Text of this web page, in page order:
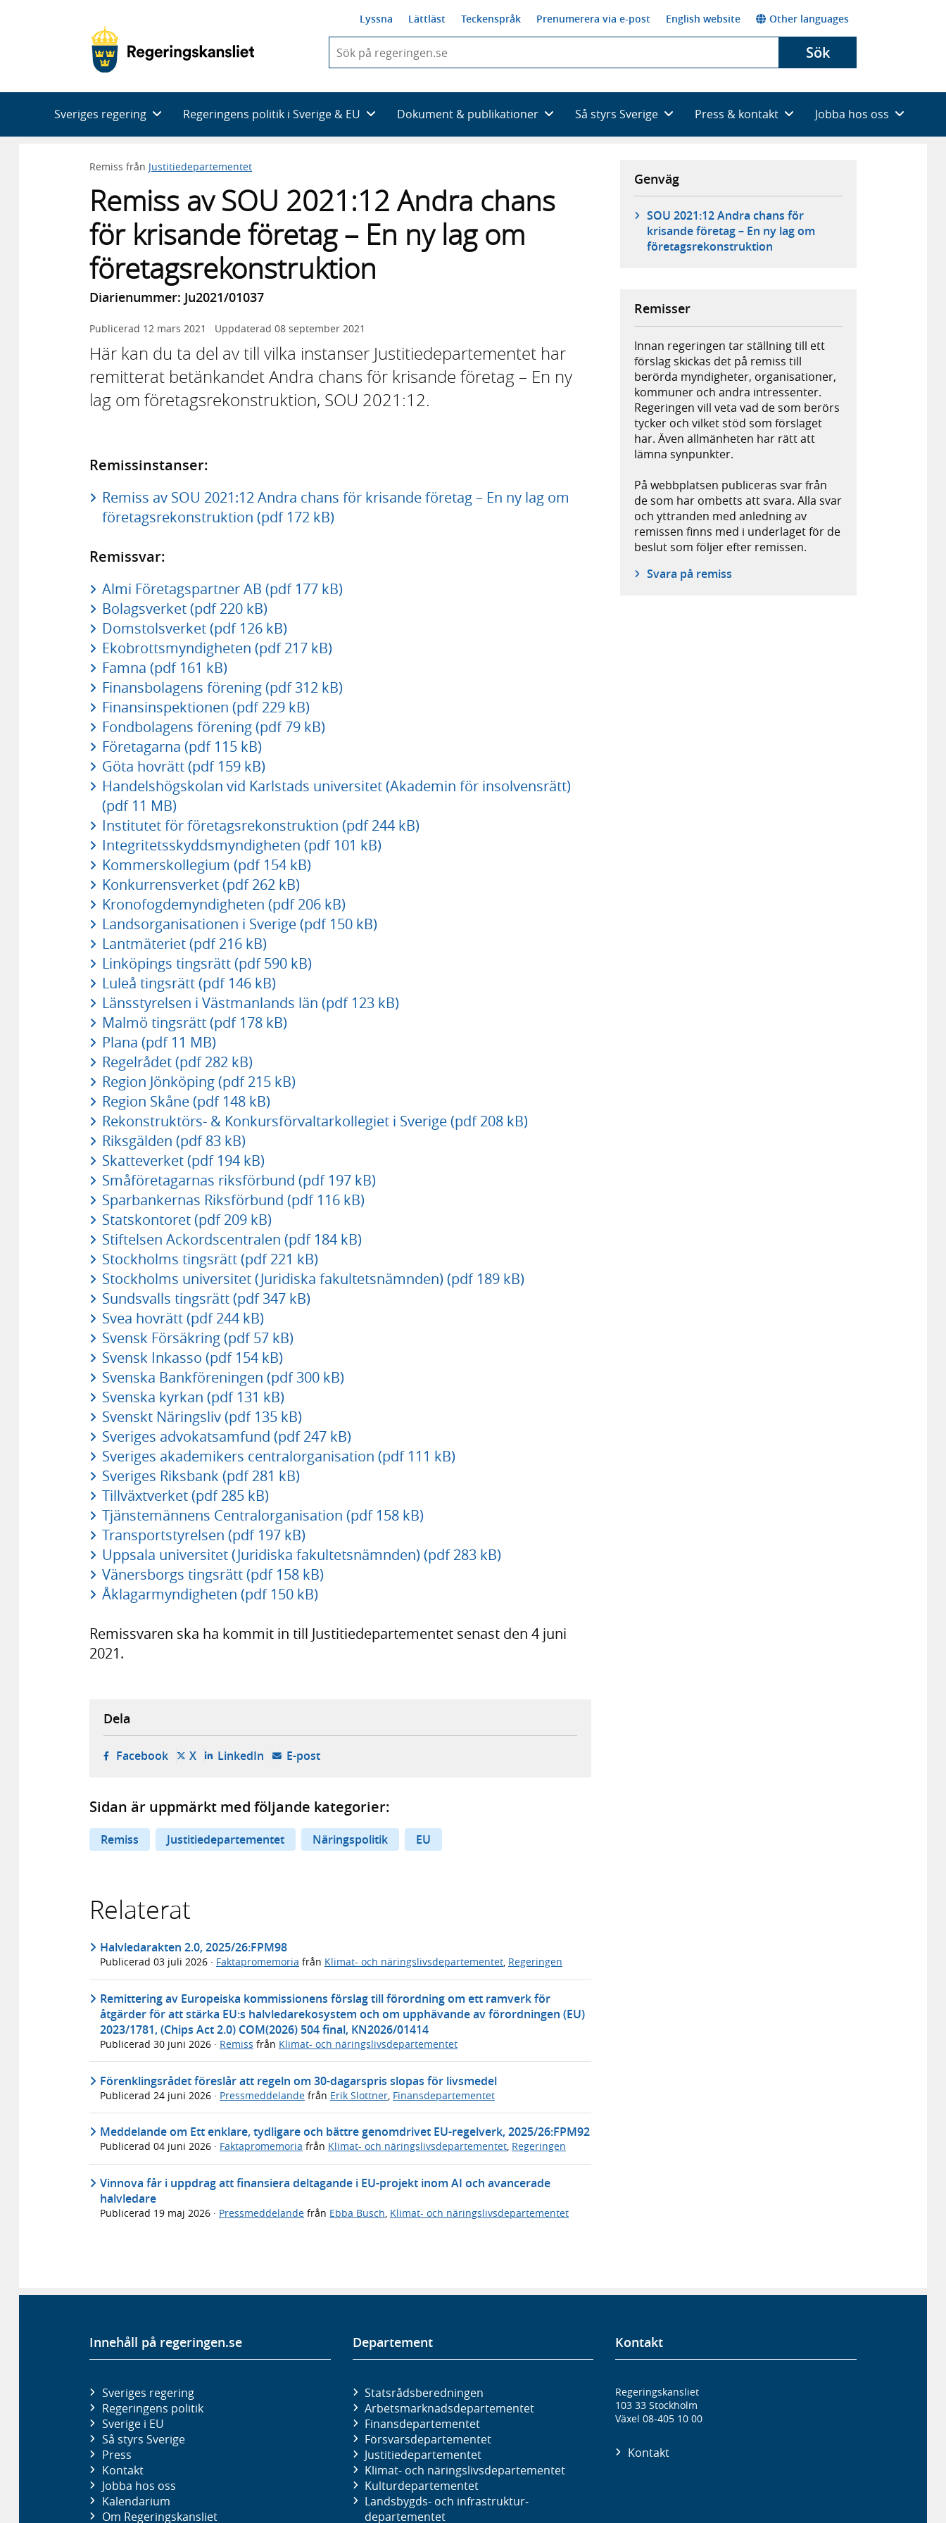
Lyssna Lättläst Teckenspråk Prenumerera via e-post English website Other languages
du
skriva
framträder
en
Sök
Sveriges regering Regeringens politik i Sverige & EU Dokument & publikationer Så styrs Sverige Press & kontakt Jobba hos oss
Remiss från Justitiedepartementet
Remiss av SOU 2021:12 Andra chans
för krisande företag – En ny lag om
företagsrekonstruktion
Diarienummer: Ju2021/01037
Publicerad 12 mars 2021 Uppdaterad 08 september 2021
Här kan du ta del av till vilka instanser Justitiedepartementet har
remitterat betänkandet Andra chans för krisande företag – En ny
lag om företagsrekonstruktion, SOU 2021:12.
Remissinstanser:
Remiss av SOU 2021:12 Andra chans för krisande företag – En ny lag om
företagsrekonstruktion (pdf 172 kB)
Remissvar:
Almi Företagspartner AB (pdf 177 kB)
Bolagsverket (pdf 220 kB)
Domstolsverket (pdf 126 kB)
Ekobrottsmyndigheten (pdf 217 kB)
Famna (pdf 161 kB)
Finansbolagens förening (pdf 312 kB)
Finansinspektionen (pdf 229 kB)
Fondbolagens förening (pdf 79 kB)
Företagarna (pdf 115 kB)
Göta hovrätt (pdf 159 kB)
Handelshögskolan vid Karlstads universitet (Akademin för insolvensrätt)
(pdf 11 MB)
Institutet för företagsrekonstruktion (pdf 244 kB)
Integritetsskyddsmyndigheten (pdf 101 kB)
Kommerskollegium (pdf 154 kB)
Konkurrensverket (pdf 262 kB)
Kronofogdemyndigheten (pdf 206 kB)
Landsorganisationen i Sverige (pdf 150 kB)
Lantmäteriet (pdf 216 kB)
Linköpings tingsrätt (pdf 590 kB)
Luleå tingsrätt (pdf 146 kB)
Länsstyrelsen i Västmanlands län (pdf 123 kB)
Malmö tingsrätt (pdf 178 kB)
Plana (pdf 11 MB)
Regelrådet (pdf 282 kB)
Region Jönköping (pdf 215 kB)
Region Skåne (pdf 148 kB)
Rekonstruktörs- & Konkursförvaltarkollegiet i Sverige (pdf 208 kB)
Riksgälden (pdf 83 kB)
Skatteverket (pdf 194 kB)
Småföretagarnas riksförbund (pdf 197 kB)
Sparbankernas Riksförbund (pdf 116 kB)
Statskontoret (pdf 209 kB)
Stiftelsen Ackordscentralen (pdf 184 kB)
Stockholms tingsrätt (pdf 221 kB)
Stockholms universitet (Juridiska fakultetsnämnden) (pdf 189 kB)
Sundsvalls tingsrätt (pdf 347 kB)
Svea hovrätt (pdf 244 kB)
Svensk Försäkring (pdf 57 kB)
Svensk Inkasso (pdf 154 kB)
Svenska Bankföreningen (pdf 300 kB)
Svenska kyrkan (pdf 131 kB)
Svenskt Näringsliv (pdf 135 kB)
Sveriges advokatsamfund (pdf 247 kB)
Sveriges akademikers centralorganisation (pdf 111 kB)
Sveriges Riksbank (pdf 281 kB)
Tillväxtverket (pdf 285 kB)
Tjänstemännens Centralorganisation (pdf 158 kB)
Transportstyrelsen (pdf 197 kB)
Uppsala universitet (Juridiska fakultetsnämnden) (pdf 283 kB)
Vänersborgs tingsrätt (pdf 158 kB)
Åklagarmyndigheten (pdf 150 kB)
Remissvaren ska ha kommit in till Justitiedepartementet senast den 4 juni
2021.
Genväg
SOU 2021:12 Andra chans för
krisande företag – En ny lag om
företagsrekonstruktion
Remisser
Innan regeringen tar ställning till ett
förslag skickas det på remiss till
berörda myndigheter, organisationer,
kommuner och andra intressenter.
Regeringen vill veta vad de som berörs
tycker och vilket stöd som förslaget
har. Även allmänheten har rätt att
lämna synpunkter.
På webbplatsen publiceras svar från
de som har ombetts att svara. Alla svar
och yttranden med anledning av
remissen finns med i underlaget för de
beslut som följer efter remissen.
Svara på remiss
Dela
Facebook- öppnas i ny flik, extern webbplats,
X- öppnas i ny flik, extern webbplats,
LinkedIn- öppnas i ny flik, extern webbplats,
E-post- öppnar din e-postklient,
Sidan är uppmärkt med följande kategorier:
Remiss Justitiedepartementet Näringspolitik EU
Relaterat
Halvledarakten 2.0, 2025/26:FPM98
Publicerad 03 juli 2026 · Faktapromemoria från Klimat- och näringslivsdepartementet, Regeringen
Remittering av Europeiska kommissionens förslag till förordning om ett ramverk för
åtgärder för att stärka EU:s halvledarekosystem och om upphävande av förordningen (EU)
2023/1781, (Chips Act 2.0) COM(2026) 504 final, KN2026/01414
Publicerad 30 juni 2026 · Remiss från Klimat- och näringslivsdepartementet
Förenklingsrådet föreslår att regeln om 30-dagarspris slopas för livsmedel
Publicerad 24 juni 2026 · Pressmeddelande från Erik Slottner Finansdepartementet
Meddelande om Ett enklare, tydligare och bättre genomdrivet EU-regelverk, 2025/26:FPM92
Publicerad 04 juni 2026 · Faktapromemoria från Klimat- och näringslivsdepartementet, Regeringen
Vinnova får i uppdrag att finansiera deltagande i EU-projekt inom AI och avancerade
halvledare
Publicerad 19 maj 2026 · Pressmeddelande från Ebba Busch, Klimat- och näringslivsdepartementet
Innehåll på regeringen.se
Sveriges regering
Regeringens politik
Sverige i EU
Så styrs Sverige
Press
Kontakt
Jobba hos oss
Kalendarium
Om Regeringskansliet
Departement
Statsrådsberedningen
Arbetsmarknads­departementet
Finans­departementet
Försvars­departementet
Justitie­departementet
Klimat- och näringslivs­departementet
Kultur­departementet
Landsbygds- och infrastruktur­
departementet
Kontakt
Regeringskansliet
103 33 Stockholm
Växel 08-405 10 00
Kontakt